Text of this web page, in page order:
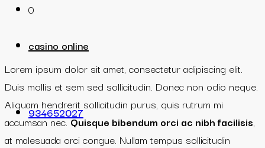
casino online
934652027
0
Lorem ipsum dolor sit amet, consectetur adipiscing elit.
Duis mollis et sem sed sollicitudin. Donec non odio neque.
Aliquam hendrerit sollicitudin purus, quis rutrum mi
accumsan nec.Quisque bibendum orci ac nibh facilisis,
at malesuada orci congue. Nullam tempus sollicitudin